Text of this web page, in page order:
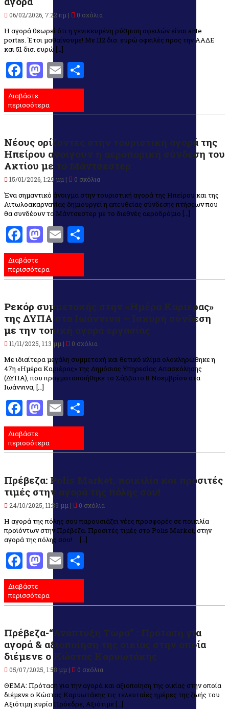
06/02/2026, 7:22 πμ | 0 σχόλια
Η αγορά θεωρεί ότι η γενικευμένη ρύθμιση οφειλών είναι ante
portas. Έτσι μαθαίνουμε! Με 112 δισ. ευρώ οφειλές προς την ΑΑΔΕ
και 51 δισ. ευρώ […]
Facebook
Mastodon
Email
Διαβάστε
περισσότερα
Νέους ορίζοντες στην τουριστική αγορά της
Ηπείρου ανοίγουν η αεροπορική σύνδεση του
Ακτίου με το Μάντσεστερ
15/01/2026, 1:29 μμ | 0 σχόλια
Ένα σημαντικό άνοιγμα στην τουριστική αγορά της Ηπείρου και της
Αιτωλοακαρνανίας δημιουργεί η απευθείας σύνδεσης πτήσεων που
θα συνδέουν το Μάντσεστερ με το διεθνές αεροδρόμιο […]
Facebook
Mastodon
Email
Διαβάστε
περισσότερα
Ρεκόρ συμμετοχής στην «Ημέρα Καριέρας»
της ΔΥΠΑ στα Ιωάννινα – Ισχυρή σύνδεση
με την τοπική αγορά εργασίας
11/11/2025, 1:13 μμ | 0 σχόλια
Με ιδιαίτερα μεγάλη συμμετοχή και θετικό κλίμα ολοκληρώθηκε η
47η «Ημέρα Καριέρας» της Δημόσιας Υπηρεσίας Απασχόλησης
(ΔΥΠΑ), που πραγματοποιήθηκε το Σάββατο 8 Νοεμβρίου στα
Ιωάννινα, […]
Facebook
Mastodon
Email
Διαβάστε
περισσότερα
Πρέβεζα: Polis Market, ποικιλία και προσιτές
τιμές στην αγορά της πόλης σου!
24/10/2025, 11:39 μμ | 0 σχόλια
Η αγορά της πόλης σου παρουσιάζει νέες προσφορές σε ποικιλία
προϊόντων στην Πρέβεζα. Προσιτές τιμές στο Polis Market, στην
αγορά της πόλης σου! […]
Facebook
Mastodon
Email
Διαβάστε
περισσότερα
Πρέβεζα-“Ανάπτυξη Τώρα” : Πρόταση για
αγορά & αξιοποίηση της οικίας στην οποία
διέμενε ο Κώστας Καρυωτάκης
05/07/2025, 1:58 μμ | 0 σχόλια
ΘΕΜΑ: Πρόταση για την αγορά και αξιοποίηση της οικίας στην οποία
διέμενε ο Κώστας Καρυωτάκης τις τελευταίες ημέρες της ζωής του
Αξιότιμη κυρία Πρόεδρε, Αξιότιμε […]